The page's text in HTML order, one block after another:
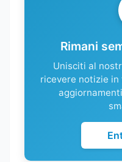
Rimani
Unisciti al
ricevere notizie in